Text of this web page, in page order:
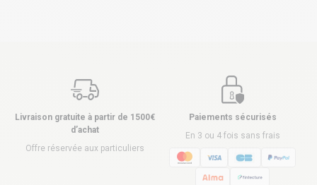
Livraison gratuite à partir de 1500€
d’achat
Offre réservée aux particuliers
Paiements sécurisés
En 3 ou 4 fois sans frais